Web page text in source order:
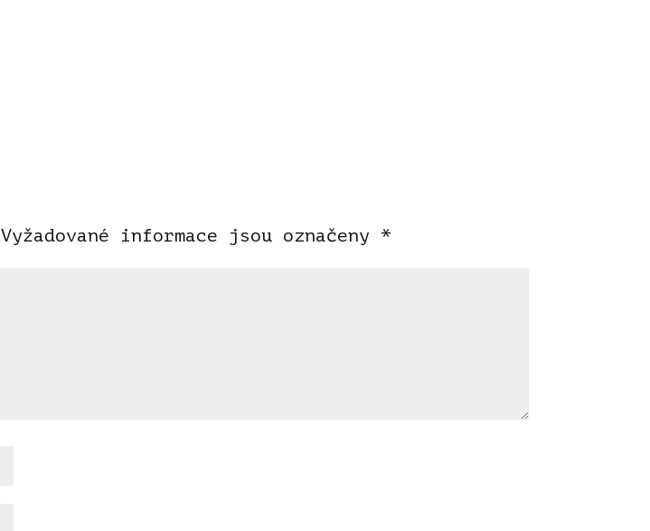
Vyžadované informace jsou označeny *